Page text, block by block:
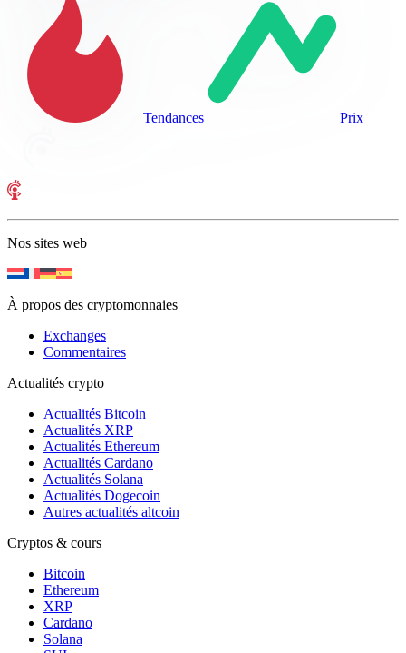
Tendances Prix
Nos sites web
À propos des cryptomonnaies
Exchanges
Commentaires
Actualités crypto
Actualités Bitcoin
Actualités XRP
Actualités Ethereum
Actualités Cardano
Actualités Solana
Actualités Dogecoin
Autres actualités altcoin
Cryptos & cours
Bitcoin
Ethereum
XRP
Cardano
Solana